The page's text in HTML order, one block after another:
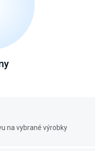
na vybrané výrobky